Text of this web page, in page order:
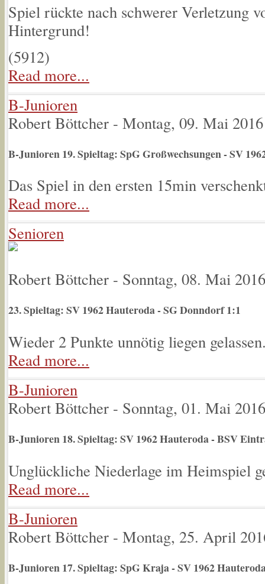
Spiel rückte nach schwerer Verletzung
Hintergrund!
(5912)
Read more...
B-Junioren
Robert Böttcher - Montag, 09. Mai 2016
B-Junioren 19. Spieltag: SpG Großwechsungen - SV
Das Spiel in den ersten 15min
Read more...
Senioren
Robert Böttcher - Sonntag, 08. Mai 2016
23. Spieltag: SV 1962 Hauteroda - SG Donndorf 1:1
Wieder 2 Punkte unnötig liegen
Read more...
B-Junioren
Robert Böttcher - Sonntag, 01. Mai 2016
B-Junioren 18. Spieltag: SV 1962 Hauteroda - BSV
Unglückliche Niederlage im Heimspiel
Read more...
B-Junioren
Robert Böttcher - Montag, 25. April
B-Junioren 17. Spieltag: SpG Kraja - SV 1962